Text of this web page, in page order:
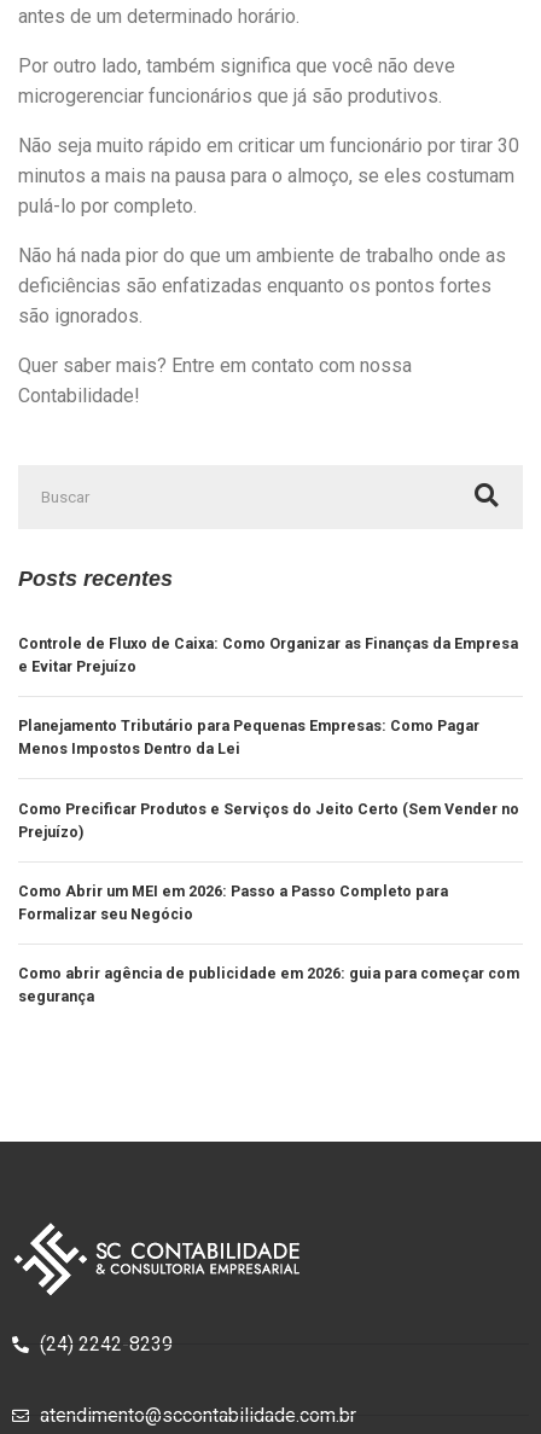
antes de um determinado horário.
Por outro lado, também significa que você não deve
microgerenciar funcionários que já são produtivos.
Não seja muito rápido em criticar um funcionário por tirar 30
minutos a mais na pausa para o almoço, se eles costumam
pulá-lo por completo.
Não há nada pior do que um ambiente de trabalho onde as
deficiências são enfatizadas enquanto os pontos fortes
são ignorados.
Quer saber mais? Entre em contato com nossa
Contabilidade!
Posts recentes
Controle de Fluxo de Caixa: Como Organizar as Finanças da Empresa
e Evitar Prejuízo
Planejamento Tributário para Pequenas Empresas: Como Pagar
Menos Impostos Dentro da Lei
Como Precificar Produtos e Serviços do Jeito Certo (Sem Vender no
Prejuízo)
Como Abrir um MEI em 2026: Passo a Passo Completo para
Formalizar seu Negócio
Como abrir agência de publicidade em 2026: guia para começar com
segurança
(24) 2242-8239
atendimento@sccontabilidade.com.br